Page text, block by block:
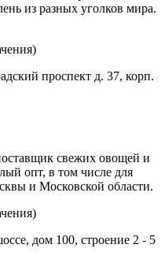
из разных уголков мира.
проспект д. 37, корп.
свежих овощей и
опт, в том числе для
и Московской области.
дом 100, строение 2 - 5